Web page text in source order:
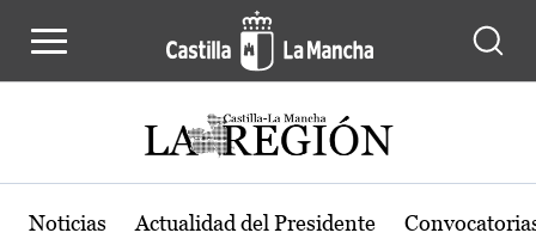
Noticias Actualidad del Presidente